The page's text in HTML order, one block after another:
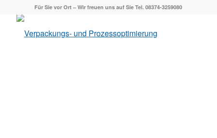
Für Sie vor Ort – Wir freuen uns auf Sie Tel. 08374-3259080